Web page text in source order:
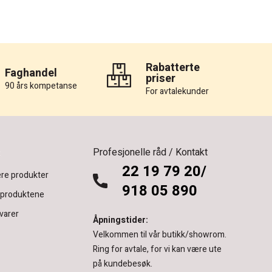
Faghandel
90 års kompetanse
Rabatterte
priser
For avtalekunder
produkter
Profesjonelle råd / Kontakt
22 19 79 20/
918 05 890
Åpningstider:
Velkommen til vår butikk/showrom.
Ring for avtale, for vi kan være ute
på kundebesøk.